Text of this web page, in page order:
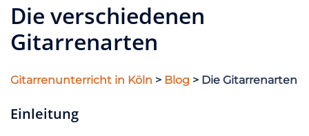
Die verschiedenen
Gitarrenarten
Gitarrenunterricht in Köln > Blog > Die Gitarrenarten
Einleitung